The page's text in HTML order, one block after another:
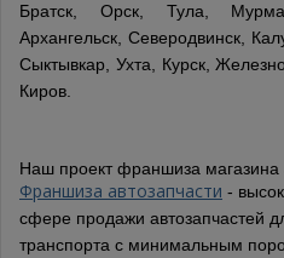
Братск, Орск, Тула,
Архангельск, Северодвинск,
Сыктывкар, Ухта, Курск,
Киров.
Наш проект франшиза магазина
Франшиза автозапчасти -
сфере продажи автозапчастей
транспорта с минимальным